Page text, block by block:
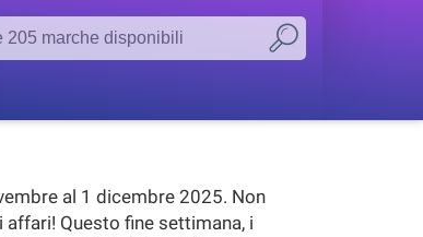
al 1 dicembre 2025. Non
affari! Questo fine settimana, i